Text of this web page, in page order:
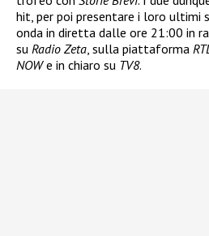
hit, per poi presentare i loro ultimi
onda in diretta dalle ore 21:00 in
su Radio Zeta, sulla piattaforma
NOWe in chiaro su TV8.